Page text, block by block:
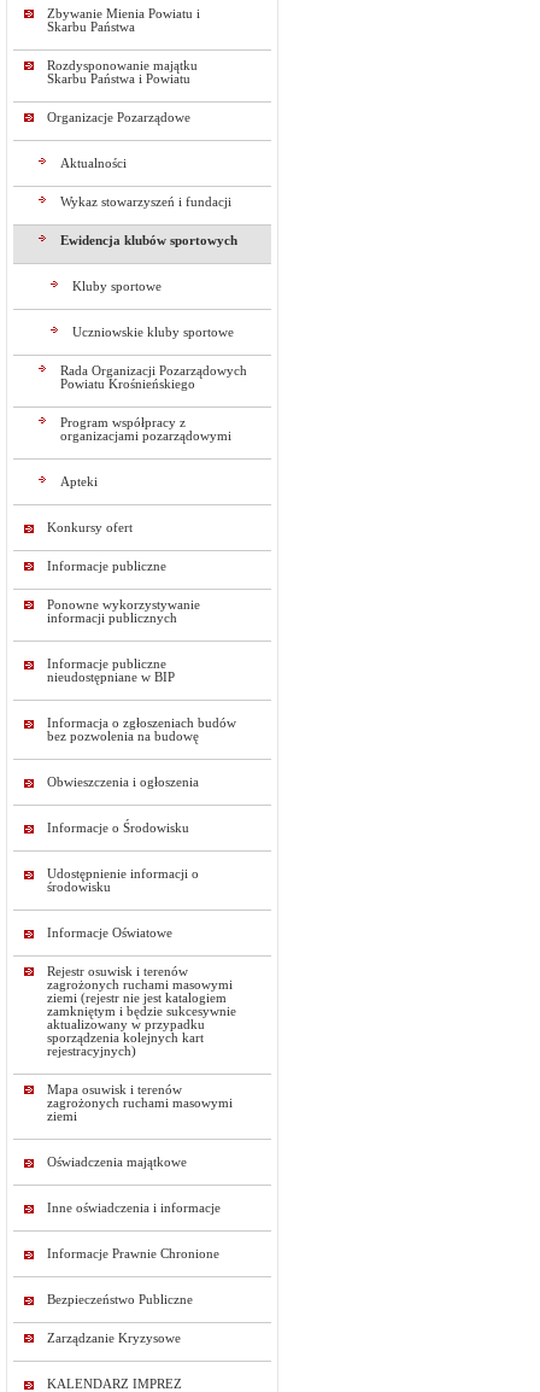
Zbywanie Mienia Powiatu i
Skarbu Państwa
Rozdysponowanie majątku
Skarbu Państwa i Powiatu
Organizacje Pozarządowe
Aktualności
Wykaz stowarzyszeń i fundacji
Ewidencja klubów sportowych
Kluby sportowe
Uczniowskie kluby sportowe
Rada Organizacji Pozarządowych
Powiatu Krośnieńskiego
Program współpracy z
organizacjami pozarządowymi
Apteki
Konkursy ofert
Informacje publiczne
Ponowne wykorzystywanie
informacji publicznych
Informacje publiczne
nieudostępniane w BIP
Informacja o zgłoszeniach budów
bez pozwolenia na budowę
Obwieszczenia i ogłoszenia
Informacje o Środowisku
Udostępnienie informacji o
środowisku
Informacje Oświatowe
Rejestr osuwisk i terenów
zagrożonych ruchami masowymi
ziemi (rejestr nie jest katalogiem
zamkniętym i będzie sukcesywnie
aktualizowany w przypadku
sporządzenia kolejnych kart
rejestracyjnych)
Mapa osuwisk i terenów
zagrożonych ruchami masowymi
ziemi
Oświadczenia majątkowe
Inne oświadczenia i informacje
Informacje Prawnie Chronione
Bezpieczeństwo Publiczne
Zarządzanie Kryzysowe
KALENDARZ IMPREZ